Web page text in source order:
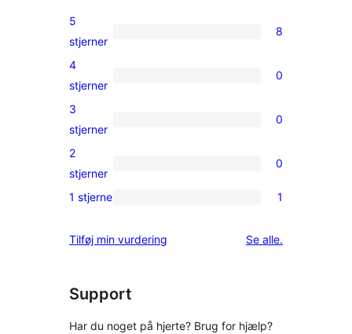
8
5-
stjernet
5
stjerner
8
0
4-
stjernet
4
stjerner
0
0
3-
stjernet
3
stjerner
0
0
2-
anmeldelser
2
stjerner
0
1
stjernet
1 stjerne 1
Tilføj min vurdering Se alleanmeldelser
.
Support
Har du noget på hjerte? Brug for hjælp?